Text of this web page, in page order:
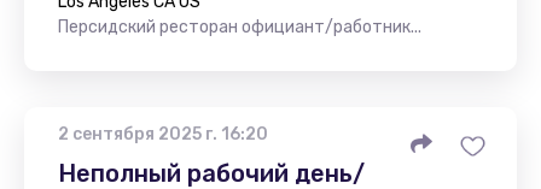
Персидский ресторан официант/работник...
2 сентября 2025 г. 16:20
Неполный рабочий день/